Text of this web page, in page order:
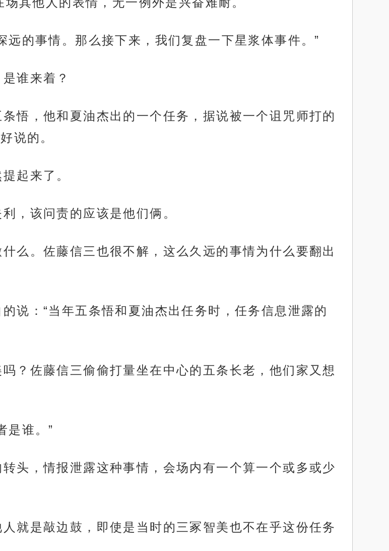
远的事情。那么接下来，我们复盘一下星浆体事件。”
谁来着？
悟，他和夏油杰出的一个任务，据说被一个诅咒师打的
说的。
起来了。
，该问责的应该是他们俩。
么。佐藤信三也很不解，这么久远的事情为什么要翻出
说：“当年五条悟和夏油杰出任务时，任务信息泄露的
？佐藤信三偷偷打量坐在中心的五条长老，他们家又想
是谁。”
头，情报泄露这种事情，会场内有一个算一个或多或少
就是敲边鼓，即使是当时的三冢智美也不在乎这份任务